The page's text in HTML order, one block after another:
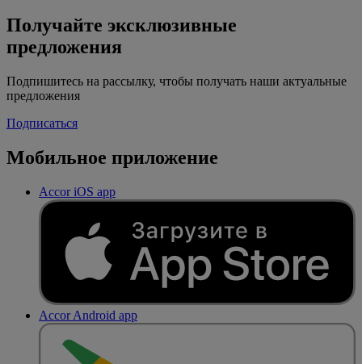
Получайте эксклюзивные
предложения
Подпишитесь на рассылку, чтобы получать наши актуальные
предложения
Подписаться
Мобильное приложение
Accor iOS app
Accor Android app